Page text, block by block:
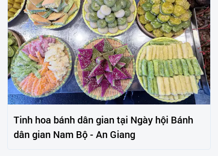
Tinh hoa bánh dân gian tại Ngày hội Bánh
dân gian Nam Bộ - An Giang